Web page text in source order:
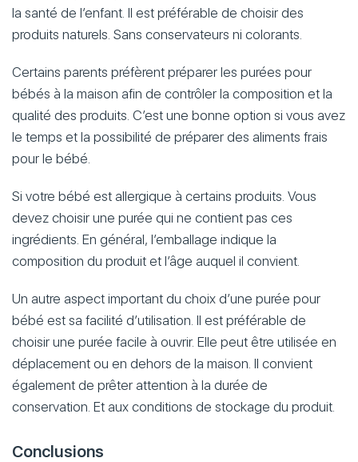
la santé de l’enfant. Il est préférable de choisir des
produits naturels. Sans conservateurs ni colorants.
Certains parents préfèrent préparer les purées pour
bébés à la maison afin de contrôler la composition et la
qualité des produits. C’est une bonne option si vous avez
le temps et la possibilité de préparer des aliments frais
pour le bébé.
Si votre bébé est allergique à certains produits. Vous
devez choisir une purée qui ne contient pas ces
ingrédients. En général, l’emballage indique la
composition du produit et l’âge auquel il convient.
Un autre aspect important du choix d’une purée pour
bébé est sa facilité d’utilisation. Il est préférable de
choisir une purée facile à ouvrir. Elle peut être utilisée en
déplacement ou en dehors de la maison. Il convient
également de prêter attention à la durée de
conservation. Et aux conditions de stockage du produit.
Conclusions